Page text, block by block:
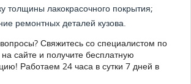
толщины лакокрасочного покрытия;
ремонтных деталей кузова.
Свяжитесь со специалистом по
сайте и получите бесплатную
Работаем 24 часа в сутки 7 дней в